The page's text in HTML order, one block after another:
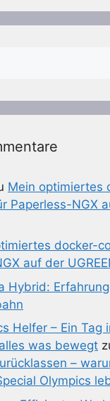
Mein optimiertes
Paperless-NGX
docker-
auf der
Hybrid:
Helfer – Ein Tag
was bewegt
–
Olympics